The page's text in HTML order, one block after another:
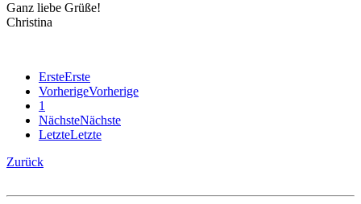
Ganz liebe Grüße!
Christina
ErsteErste
VorherigeVorherige
1
NächsteNächste
LetzteLetzte
Zurück